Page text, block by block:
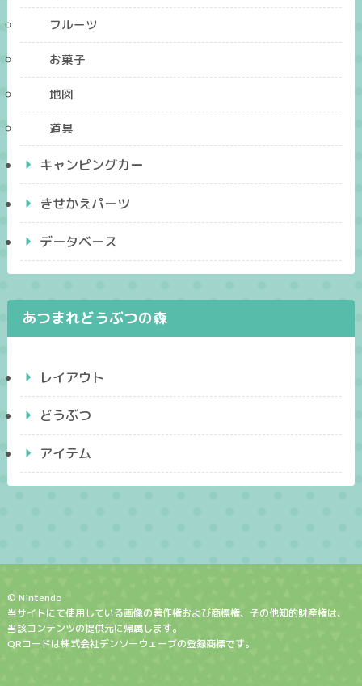
フルーツ
お菓子
地図
道具
キャンピングカー
きせかえパーツ
データベース
あつまれどうぶつの森
レイアウト
どうぶつ
アイテム
© Nintendo
当サイトにて使用している画像の著作権および商標権、その他知的財産権は、
当該コンテンツの提供元に帰属します。
QRコードは株式会社デンソーウェーブの登録商標です。